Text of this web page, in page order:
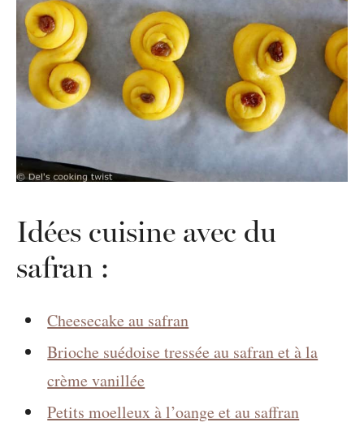
Idées cuisine avec du
safran :
Cheesecake au safran
Brioche suédoise tressée au safran et à la
crème vanillée
Petits moelleux à l’oange et au saffran